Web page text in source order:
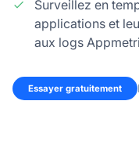
Surveillez en
applications et
aux logs
Essayer gratuitement